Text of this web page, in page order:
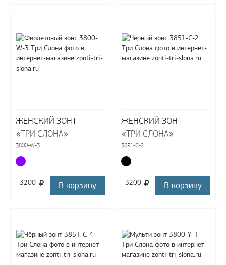
ЖЕНСКИЙ ЗОНТ
«ТРИ СЛОНА»
3800-W-3
3200 В корзину
ЖЕНСКИЙ ЗОНТ
«ТРИ СЛОНА»
3851-C-2
3200 В корзину